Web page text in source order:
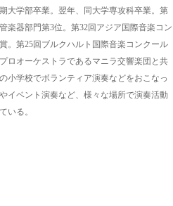
大学部卒業。翌年、同大学専攻科卒業。第
楽器部門第3位。第32回アジア国際音楽コン
。第25回ブルクハルト国際音楽コンクール
ロオーケストラであるマニラ交響楽団と共
小学校でボランティア演奏などをおこなっ
イベント演奏など、様々な場所で演奏活動
いる。